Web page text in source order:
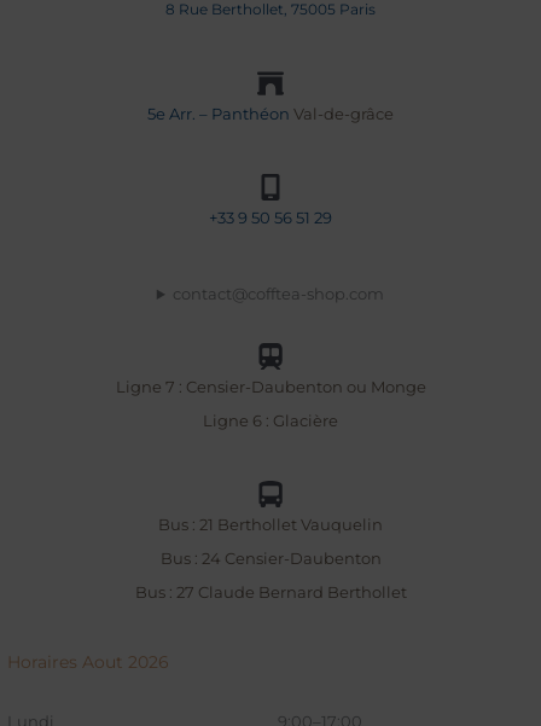
8 Rue Berthollet, 75005 Paris
5e Arr. – Panthéon Val-de-grâce
+339 50 56 51 29
contact@cofftea-shop.com
Ligne 7 : Censier-Daubenton ou Monge
Ligne 6 : Glacière
Bus : 21 Berthollet Vauquelin
Bus : 24 Censier-Daubenton
Bus : 27 Claude Bernard Berthollet
Horaires Aout 2026
Lundi 9:00–17:00